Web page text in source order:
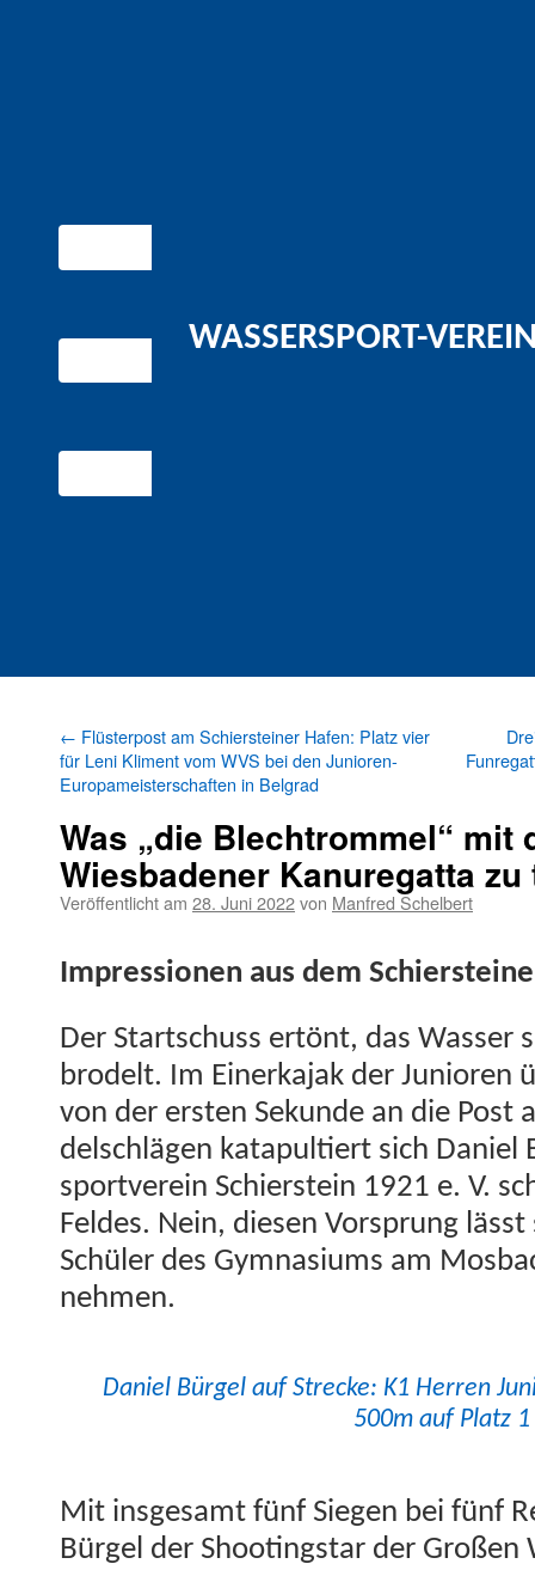
WASSERSPORT-
← Flüsterpost am Schiersteiner Hafen: Platz vier
für Leni Kliment vom WVS bei den Junioren-
Europameisterschaften in Belgrad
Was „die Blechtrommel“ mit
Wiesbadener Kanuregatta zu
Veröffentlicht am 28. Juni 2022von Manfred Schelbert
Impres­sio­nen aus dem
Der Startschuss ertönt, das Wass­er
brodelt. Im Ein­erka­jak der Junioren
von der ersten Sekunde an die
delschlä­gen kat­a­pul­tiert sich Daniel
sportvere­in Schier­stein 1921 e. V.
Feldes. Nein, diesen Vor­sprung
Schüler des Gym­na­si­ums am
nehmen.
Daniel Bürgel auf Strecke: K1 Her­ren
500m auf Platz 1
Mit ins­ge­samt fünf Siegen bei fünf
Bürgel der Shoot­ingstar der